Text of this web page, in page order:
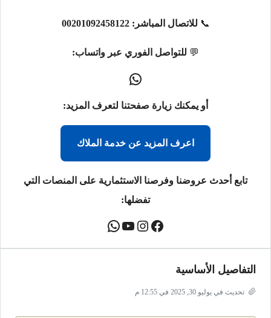
📞 للاتصال المباشر: 00201092458122
💬 للتواصل الفوري عبر واتساب:
أو يمكنك زيارة صفحتنا لتعرف المزيد:
اعرف المزيد عن خدمة الملاك
تابع أحدث عروضنا وفرصنا الاستثمارية على المنصات التي
تفضلها:
التفاصيل الأساسية
تحديث في يوليو 30, 2025 في 12:55 م